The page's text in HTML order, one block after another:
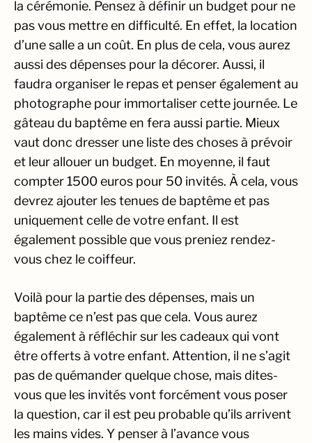
la cérémonie. Pensez à définir un budget pour ne
pas vous mettre en difficulté. En effet, la location
d’une salle a un coût. En plus de cela, vous aurez
aussi des dépenses pour la décorer. Aussi, il
faudra organiser le repas et penser également au
photographe pour immortaliser cette journée. Le
gâteau du baptême en fera aussi partie. Mieux
vaut donc dresser une liste des choses à prévoir
et leur allouer un budget. En moyenne, il faut
compter 1500 euros pour 50 invités. À cela, vous
devrez ajouter les tenues de baptême et pas
uniquement celle de votre enfant. Il est
également possible que vous preniez rendez-
vous chez le coiffeur.
Voilà pour la partie des dépenses, mais un
baptême ce n’est pas que cela. Vous aurez
également à réfléchir sur les cadeaux qui vont
être offerts à votre enfant. Attention, il ne s’agit
pas de quémander quelque chose, mais dites-
vous que les invités vont forcément vous poser
la question, car il est peu probable qu’ils arrivent
les mains vides. Y penser à l’avance vous